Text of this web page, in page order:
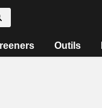
Outils